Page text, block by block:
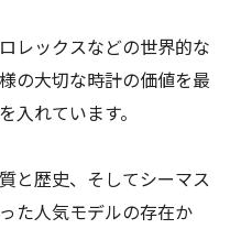
レックスなどの世界的な
の大切な時計の価値を最
入れています。
と歴史、そしてシーマス
た人気モデルの存在か